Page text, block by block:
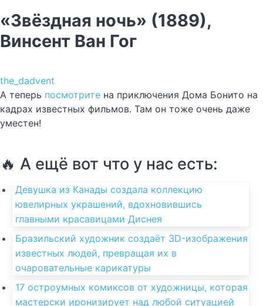
«Звёздная ночь» (1889),
Винсент Ван Гог
the_dadvent
А теперь посмотрите на приключения Дома Бонито на
кадрах известных фильмов. Там он тоже очень даже
уместен!
🔥 А ещё вот что у нас есть:
Девушка из Канады создала коллекцию
ювелирных украшений, вдохновившись
главными красавицами Диснея
Бразильский художник создаёт 3D-изображения
известных людей, превращая их в
очаровательные карикатуры
17 остроумных комиксов от художницы, которая
мастерски иронизирует над любой ситуацией